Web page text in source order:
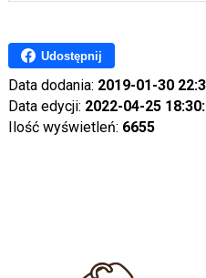
Udostępnij
Data dodania: 2019-01-30
Data edycji: 2022-04-25
Ilość wyświetleń: 6655